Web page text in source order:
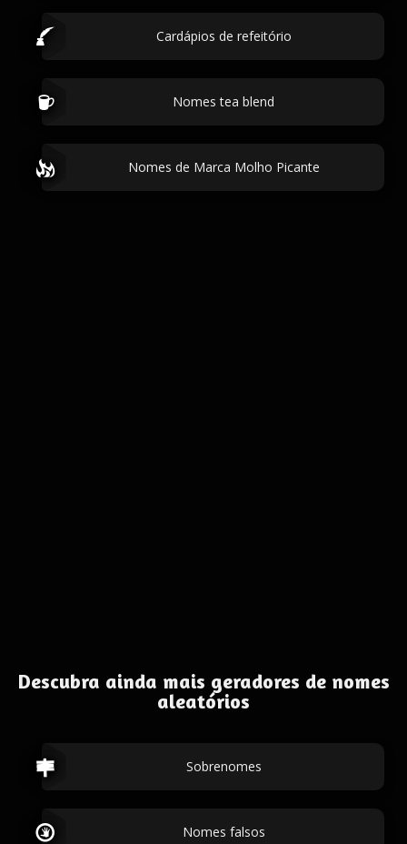
Cardápios de refeitório
Nomes tea blend
Nomes de Marca Molho Picante
Descubra ainda mais geradores de nomes
aleatórios
Sobrenomes
Nomes falsos